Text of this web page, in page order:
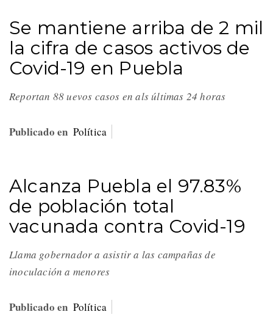
Se mantiene arriba de 2 mil
la cifra de casos activos de
Covid-19 en Puebla
Reportan 88 uevos casos en als últimas 24 horas
Publicado en Política
Alcanza Puebla el 97.83%
de población total
vacunada contra Covid-19
Llama gobernador a asistir a las campañas de
inoculación a menores
Publicado en Política